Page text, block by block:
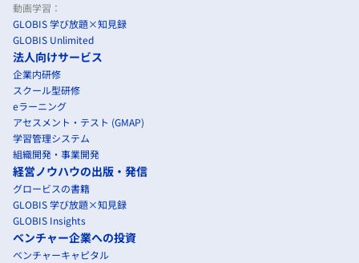
動画学習：
GLOBIS 学び放題×知見録
GLOBIS Unlimited
法人向けサービス
企業内研修
スクール型研修
eラーニング
アセスメント・テスト (GMAP)
学習管理システム
組織開発・事業開発
経営ノウハウの出版・発信
グロービスの書籍
GLOBIS 学び放題×知見録
GLOBIS Insights
ベンチャー企業への投資
ベンチャーキャピタル